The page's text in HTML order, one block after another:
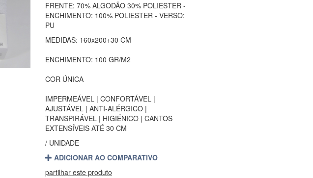
FRENTE: 70% ALGODÃO 30% POLIESTER -
ENCHIMENTO: 100% POLIESTER - VERSO:
PU
MEDIDAS: 160x200+30 CM
ENCHIMENTO: 100 GR/M2
COR ÚNICA
IMPERMEÁVEL | CONFORTÁVEL |
AJUSTÁVEL | ANTI-ALÉRGICO |
TRANSPIRÁVEL | HIGIÉNICO | CANTOS
EXTENSÍVEIS ATÉ 30 CM
/ UNIDADE
ADICIONAR AO COMPARATIVO
partilhar este produto